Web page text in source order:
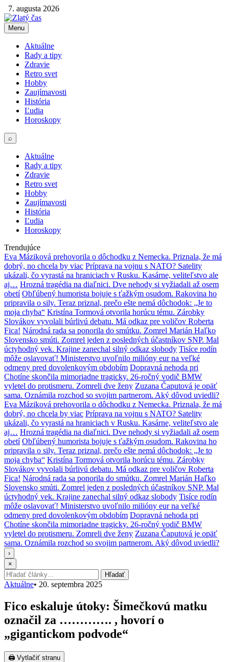
7. augusta 2026
Menu
Aktuálne
Rady a tipy
Zdravie
Retro svet
Hobby
Zaujímavosti
História
Ľudia
Horoskopy
⌕
Aktuálne
Rady a tipy
Zdravie
Retro svet
Hobby
Zaujímavosti
História
Ľudia
Horoskopy
Trendujúce
Eva Máziková prehovorila o dôchodku z Nemecka. Priznala, že má
dobrý, no chcela by viac Príprava na vojnu s NATO? Satelity
ukázali, čo vyrastá na hraniciach v Rusku. Kasárne, veliteľstvo ale
aj… Hrozná tragédia na diaľnici. Dve nehody si vyžiadali až osem
obetí Obľúbený humorista bojuje s ťažkým osudom. Rakovina ho
pripravila o sily. Teraz priznal, prečo ešte nemá dôchodok: „Je to
moja chyba“ Kristína Tormová otvorila horúcu tému. Zárobky
Slovákov vyvolali búrlivú debatu. Má odkaz pre voličov Roberta
Fica! Národná rada sa ponorila do smútku. Zomrel Marián Haľko
Slovensko smúti. Zomrel jeden z posledných účastníkov SNP. Mal
úctyhodný vek. Krajine zanechal silný odkaz slobody Tisíce rodín
môže oslavovať! Ministerstvo uvoľnilo milióny eur na veľké
odmeny pred dovolenkovým obdobím Dopravná nehoda pri
Chotíne skončila mimoriadne tragicky. 26-ročný vodič BMW
vyletel do protismeru. Zomreli dve ženy Zuzana Čaputová je opäť
sama. Oznámila rozchod so svojim partnerom. Aký dôvod uviedli?
Eva Máziková prehovorila o dôchodku z Nemecka. Priznala, že má
dobrý, no chcela by viac Príprava na vojnu s NATO? Satelity
ukázali, čo vyrastá na hraniciach v Rusku. Kasárne, veliteľstvo ale
aj… Hrozná tragédia na diaľnici. Dve nehody si vyžiadali až osem
obetí Obľúbený humorista bojuje s ťažkým osudom. Rakovina ho
pripravila o sily. Teraz priznal, prečo ešte nemá dôchodok: „Je to
moja chyba“ Kristína Tormová otvorila horúcu tému. Zárobky
Slovákov vyvolali búrlivú debatu. Má odkaz pre voličov Roberta
Fica! Národná rada sa ponorila do smútku. Zomrel Marián Haľko
Slovensko smúti. Zomrel jeden z posledných účastníkov SNP. Mal
úctyhodný vek. Krajine zanechal silný odkaz slobody Tisíce rodín
môže oslavovať! Ministerstvo uvoľnilo milióny eur na veľké
odmeny pred dovolenkovým obdobím Dopravná nehoda pri
Chotíne skončila mimoriadne tragicky. 26-ročný vodič BMW
vyletel do protismeru. Zomreli dve ženy Zuzana Čaputová je opäť
sama. Oznámila rozchod so svojim partnerom. Aký dôvod uviedli?
›
×
Hľadať: Hľadať
Aktuálne• 20. septembra 2025
Fico eskaluje útoky: Šimečkovú matku
označil za …………. , hovorí o
„gigantickom podvode“
🖨 Vytlačiť stranu